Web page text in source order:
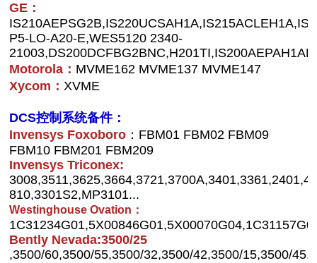
GE：
P5-LO-A20-E,WES5120 2340-
Motorola： MVME162 MVME137 MVME147
Xycom：XVME
DCS控制系统备件：
Invensys Foxoboro ：FBM01 FBM02 FBM09
FBM10 FBM201 FBM209
Invensys Triconex:
810,3301S2,MP3101...
Westinghouse Ovation：
Bently Nevada:3500/25
,3500/60,3500/55,3500/32,3500/42,3500/15,3500/